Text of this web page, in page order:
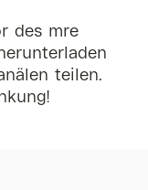
des mre
teilen.